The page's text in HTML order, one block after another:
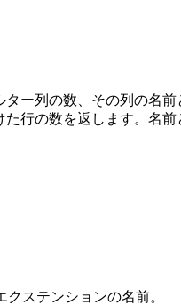
ー列の数、その列の名
行の数を返します。名
ステンションの名前。